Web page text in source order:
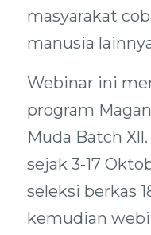
masyarakat
manusia
Webinar ini
program
Muda Batch
sejak 3-17
seleksi berkas
kemudian